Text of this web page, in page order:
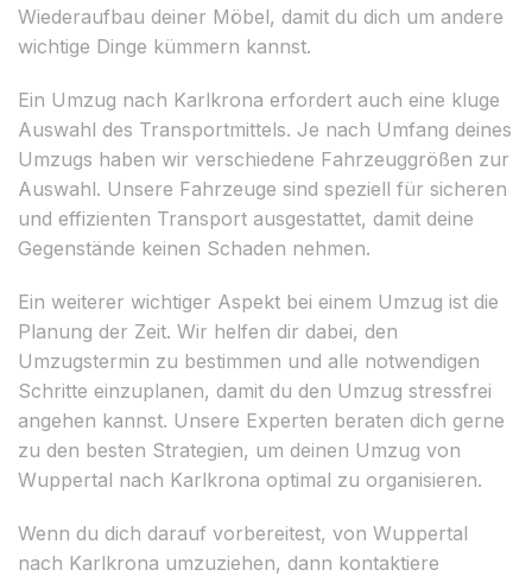
Wiederaufbau deiner Möbel, damit du dich um andere
wichtige Dinge kümmern kannst.
Ein Umzug nach Karlkrona erfordert auch eine kluge
Auswahl des Transportmittels. Je nach Umfang deines
Umzugs haben wir verschiedene Fahrzeuggrößen zur
Auswahl. Unsere Fahrzeuge sind speziell für sicheren
und effizienten Transport ausgestattet, damit deine
Gegenstände keinen Schaden nehmen.
Ein weiterer wichtiger Aspekt bei einem Umzug ist die
Planung der Zeit. Wir helfen dir dabei, den
Umzugstermin zu bestimmen und alle notwendigen
Schritte einzuplanen, damit du den Umzug stressfrei
angehen kannst. Unsere Experten beraten dich gerne
zu den besten Strategien, um deinen Umzug von
Wuppertal nach Karlkrona optimal zu organisieren.
Wenn du dich darauf vorbereitest, von Wuppertal
nach Karlkrona umzuziehen, dann kontaktiere